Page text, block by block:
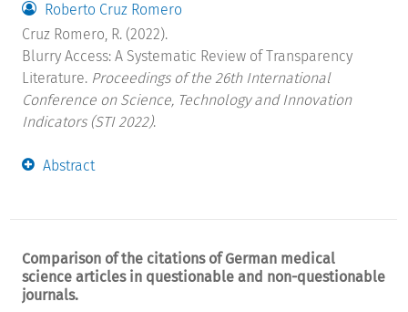
Roberto Cruz Romero
Cruz Romero, R. (2022).
Blurry Access: A Systematic Review of Transparency
Literature. Proceedings of the 26th International
Conference on Science, Technology and Innovation
Indicators (STI 2022).
Abstract
Comparison of the citations of German medical
science articles in questionable and non-questionable
journals.